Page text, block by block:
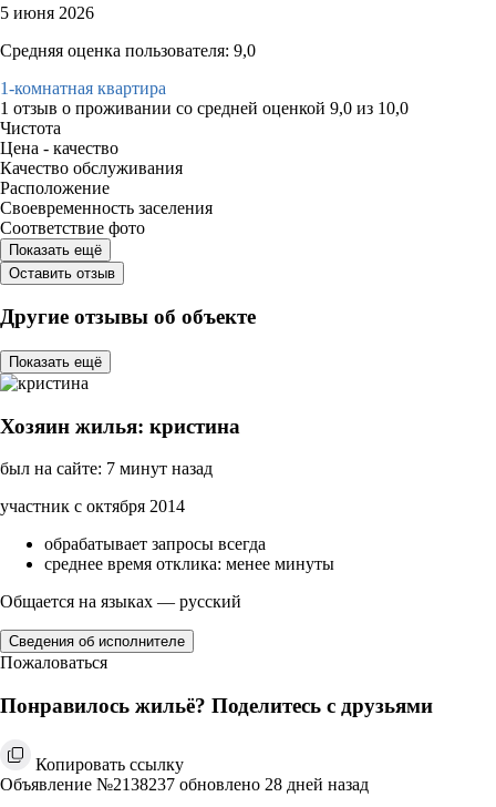
5 июня 2026
Средняя оценка пользователя: 9,0
1-комнатная квартира
1 отзыв о проживании со средней оценкой 9,0 из 10,0
Чистота
Цена - качество
Качество обслуживания
Расположение
Своевременность заселения
Соответствие фото
Показать ещё
Оставить отзыв
Другие отзывы об объекте
Показать ещё
Хозяин жилья: кристина
был на сайте: 7 минут назад
участник с октября 2014
обрабатывает запросы всегда
среднее время отклика: менее минуты
Общается на языках — русский
Сведения об исполнителе
Пожаловаться
Понравилось жильё? Поделитесь с друзьями
Копировать ссылку
Объявление №2138237 обновлено 28 дней назад